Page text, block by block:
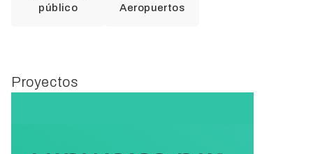
público
Aeropuertos
Proyectos